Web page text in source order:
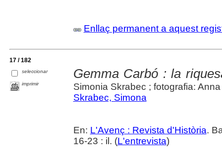
Enllaç permanent a aquest
17 / 182
seleccionar
imprimir
Gemma Carbó : la
Simonia Skrabec ; fotografia:
Skrabec, Simona
En: L'Avenç : Revista d'Història.
16-23 : il. (L'entrevista)